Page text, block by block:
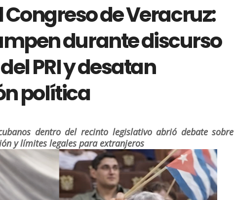
Congreso de Veracruz:
durante discurso
PRI y desatan
política
dentro del recinto legislativo abrió debate sobre
y límites legales para extranjeros